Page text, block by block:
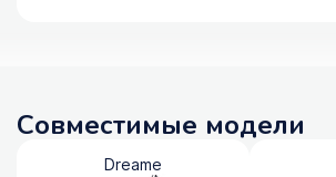
Совместимые модели
Dreame